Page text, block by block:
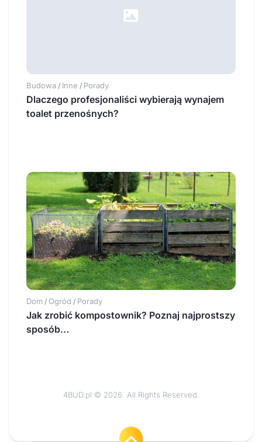
Budowa / Inne / Porady
Dlaczego profesjonaliści wybierają wynajem
toalet przenośnych?
Dom / Ogród / Porady
Jak zrobić kompostownik? Poznaj najprostszy
sposób…
4BUD.pl © 2026. All Rights Reserved.